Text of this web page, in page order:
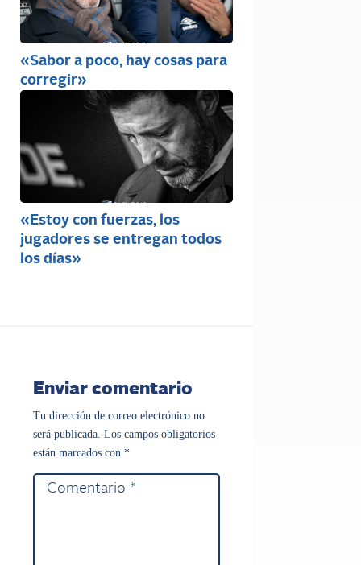
«Sabor a poco, hay cosas para
corregir»
«Estoy con fuerzas, los
jugadores se entregan todos
los días»
Enviar comentario
Tu dirección de correo electrónico no
será publicada. Los campos obligatorios
están marcados con *